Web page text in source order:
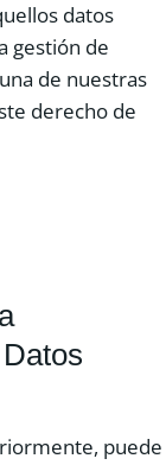
datos
gestión de
de nuestras
derecho de
puede